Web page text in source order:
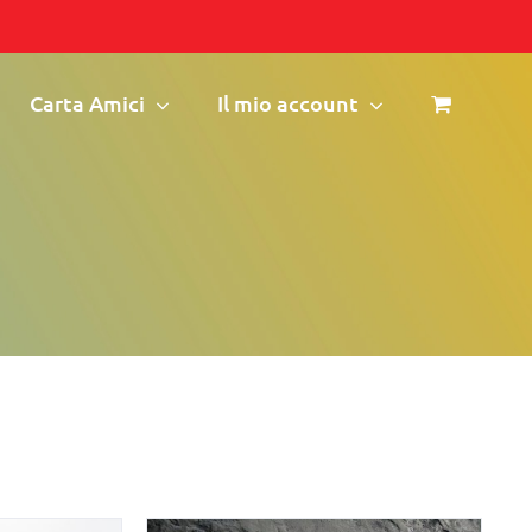
Carta Amici Il mio account